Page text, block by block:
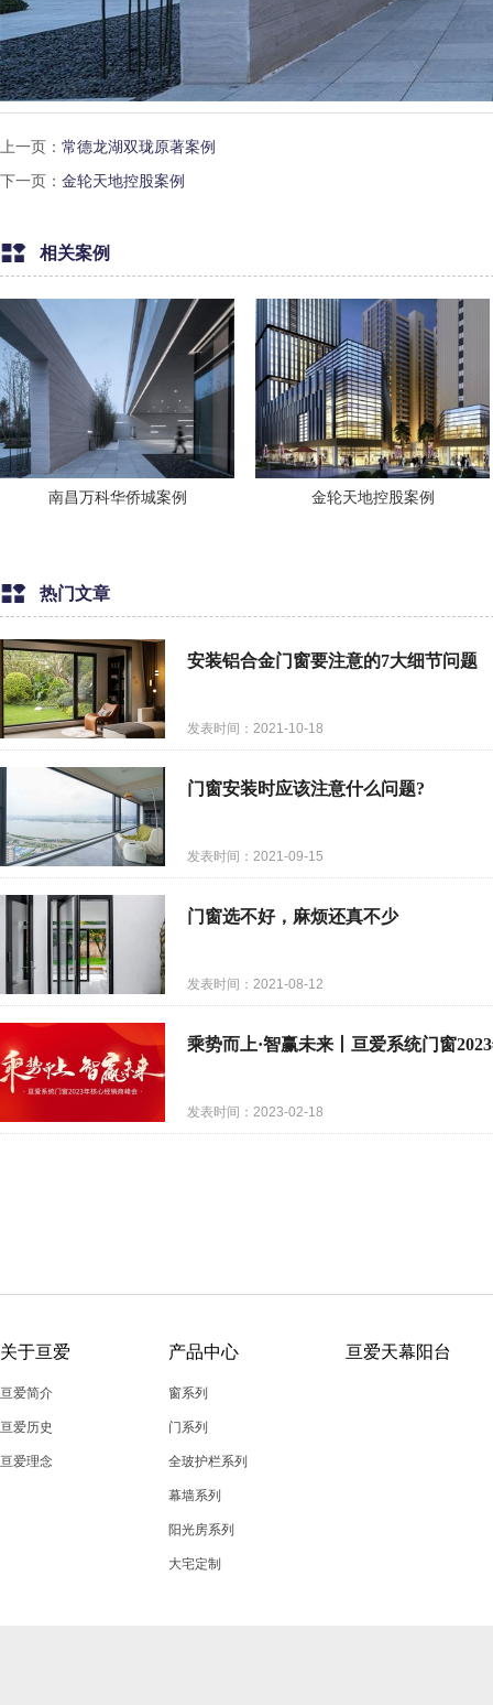
上一页： 常德龙湖双珑原著案例
下一页： 金轮天地控股案例
相关案例
南昌万科华侨城案例 金轮天地控股案例
热门文章
安装铝合金门窗要注意的7大细节问题
发表时间：2021-10-18
门窗安装时应该注意什么问题?
发表时间：2021-09-15
门窗选不好，麻烦还真不少
发表时间：2021-08-12
乘势而上·智赢未来丨亘爱系统门窗
发表时间：2023-02-18
关于亘爱
亘爱简介
亘爱历史
亘爱理念
产品中心
窗系列
门系列
全玻护栏系列
幕墙系列
阳光房系列
大宅定制
亘爱天幕阳台